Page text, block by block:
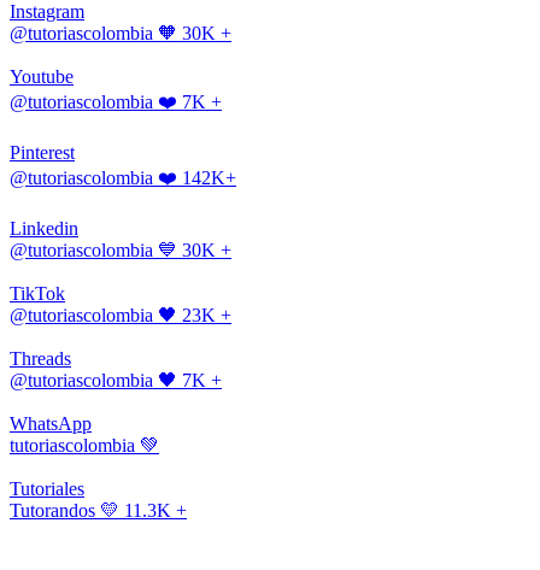
Instagram
@tutoriascolombia 🧡 30K +
Youtube
@tutoriascolombia ❤️ 7K +
Pinterest
@tutoriascolombia ❤️ 142K+
Linkedin
@tutoriascolombia 💙 30K +
TikTok
@tutoriascolombia 🖤 23K +
Threads
@tutoriascolombia 🖤 7K +
WhatsApp
tutoriascolombia 💚
Tutoriales
Tutorandos 💛 11.3K +